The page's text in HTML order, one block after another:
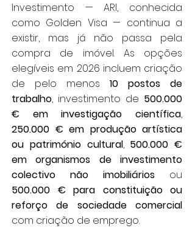
Investimento — ARI, conhecida
como Golden Visa — continua a
existir, mas já não passa pela
compra de imóvel. As opções
elegíveis em 2026 incluem criação
de pelo menos 10 postos de
trabalho, investimento de 500.000
€ em investigação científica,
250.000 € em produção artística
ou património cultural, 500.000 €
em organismos de investimento
colectivo não imobiliários ou
500.000 € para constituição ou
reforço de sociedade comercial
com criação de emprego.